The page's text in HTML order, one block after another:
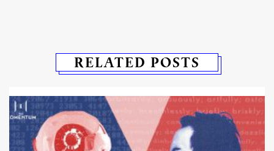
RELATED POSTS